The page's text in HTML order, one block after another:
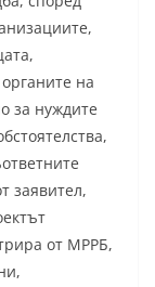
на
за нуждите
заявител,
от МРРБ,